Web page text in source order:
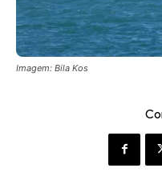
Imagem: Bila Kos